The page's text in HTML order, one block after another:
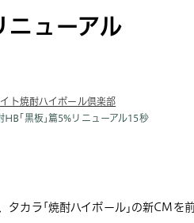
ューアル
ト焼酎ハイボール倶楽部
HB｢黒板｣篇5%リニューアル15秒
タカラ｢焼酎ハイボール｣の新CMを